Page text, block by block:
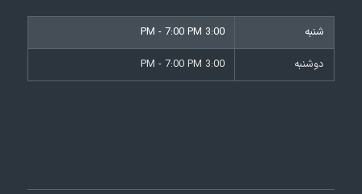
شنبه
3:00 PM - 7:00 PM
دوشنبه
3:00 PM - 7:00 PM